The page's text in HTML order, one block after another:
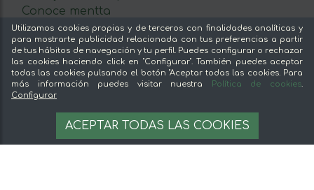
Conoce mentta
Blog de mentta
Vende en mentta
Fidelización
Preguntas frecuentes
Aviso legal
Términos y condiciones
Utilizamos cookies propias y de terceros con finalidades analíticas y
para mostrarte publicidad relacionada con tus preferencias a partir
de tus hábitos de navegación y tu perfil. Puedes configurar o rechazar
las cookies haciendo click en "Configurar". También puedes aceptar
todas las cookies pulsando el botón "Aceptar todas las cookies. Para
más información puedes visitar nuestra
Política de cookies.
Configurar
ACEPTAR TODAS LAS COOKIES